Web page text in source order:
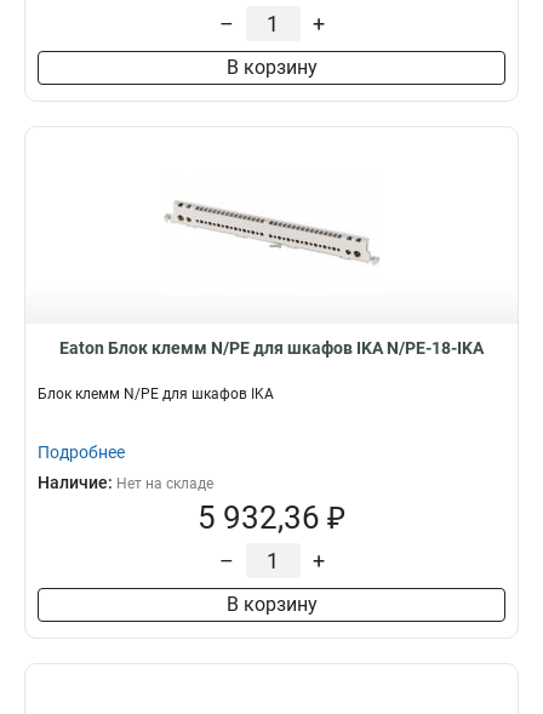
– +
В корзину
Eaton Блок клемм N/PE для шкафов IKA N/PE-18-IKA
Блок клемм N/PE для шкафов IKA
Подробнее
Наличие: Нет на складе
5 932,36 ₽
– +
В корзину